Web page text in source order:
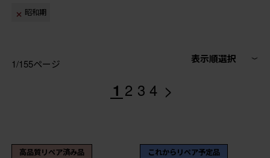
昭和期
1/155ページ 表示順選択
1 2 3 4 >
高品質リペア済み品 これからリペア予定品